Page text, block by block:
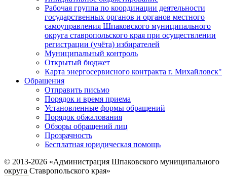
Рабочая группа по координации деятельности
государственных органов и органов местного
самоуправления Шпаковского муниципального
округа ставропольского края при осуществлении
регистрации (учёта) избирателей
Муниципальный контроль
Открытый бюджет
Карта энергосервисного контракта г. Михайловск"
Обращения
Отправить письмо
Порядок и время приема
Установленные формы обращений
Порядок обжалования
Обзоры обращений лиц
Прозрачность
Бесплатная юридическая помощь
© 2013-2026 «Администрация Шпаковского муниципального
округа Ставропольского края»